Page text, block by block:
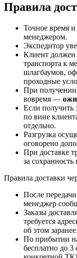
Правила
Точное время и
менеджером.
Экспедитор
Клиент должен
транспорта к
шлагбаумов,
проходные
При получении
вовремя —
Если получить
по вине
отдельно.
Разгрузка
оговорено
При доставке
за
Правила доставки
После
менеджер
Заказы
требуется
об этом заранее.
По прибытии
бесплатно до 3